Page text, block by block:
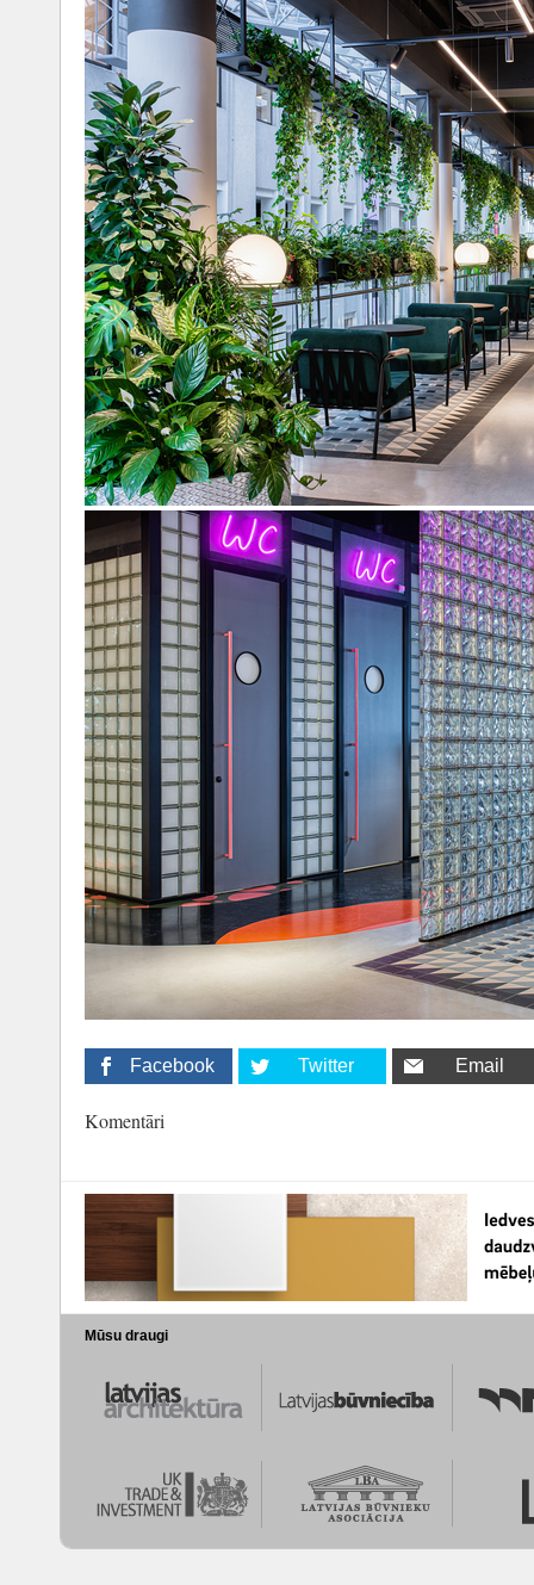
Facebook Twitter Email
Komentāri
Mūsu draugi